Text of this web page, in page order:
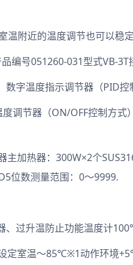
温附近的温度调节也可以稳
品编号051260-031型式VB-
字温度指示调节器（PID
调节器（ON/OFF控制方
加热器：300W×2个
位数测量范围：0～9999.
、过升温防止功能温度计
定室温～85℃※1动作环境